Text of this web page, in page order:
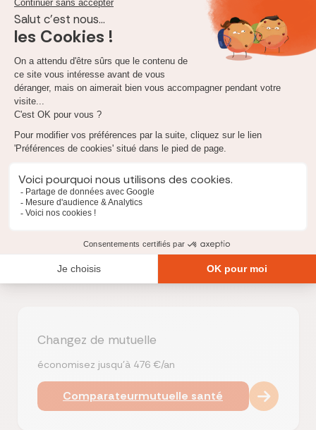
Vers une réforme du système de
remboursement des soins médicaux ?
La proposition de moduler les remboursements des soins
médicaux selon les revenus pourrait ouvrir un débat plus
large sur le financement et la structuration de la Sécurité
sociale . Certains suggèrent d'augmenter les cotisations en
fonction des moyens, pour éviter de concentrer les
économies sur les coupes budgétaires. D'autres proposent
d'optimiser le temps médical pour rendre le système plus
efficace sans accroître la pression financière sur les
Le débat sur la modulation des remboursements médicaux
en fonction des revenus est loin d'être terminé
situation économique actuelle, cette discussion est
changements significatifs pour le système de santé en
France. Les prochains mois seront déterminants pour
observer l'évolution de cette proposition et ses impacts
Changez de mutuelle
économisez jusqu’à 476 €/an
Comparateurmutuelle santé